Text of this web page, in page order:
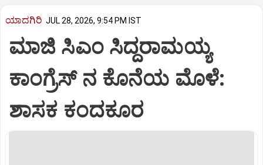
ಯಾದಗಿರಿ JUL 28, 2026, 9:54 PM IST
ಮಾಜಿ‌‌ ಸಿಎಂ ಸಿದ್ದರಾಮಯ್ಯ
ಕಾಂಗ್ರೆಸ್ ನ‌‌ ಕೊನೆ‌ಯ ಮೊಳೆ:
ಶಾಸಕ ಕಂದಕೂರ